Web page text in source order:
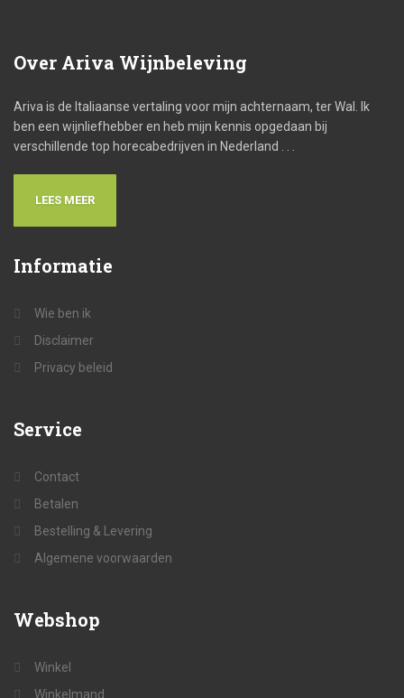
Over Ariva Wijnbeleving
Ariva is de Italiaanse vertaling voor mijn achternaam, ter Wal. Ik
ben een wijnliefhebber en heb mijn kennis opgedaan bij
verschillende top horecabedrijven in Nederland . . .
LEES MEER
Informatie
Wie ben ik
Disclaimer
Privacy beleid
Service
Contact
Betalen
Bestelling & Levering
Algemene voorwaarden
Webshop
Winkel
Winkelmand